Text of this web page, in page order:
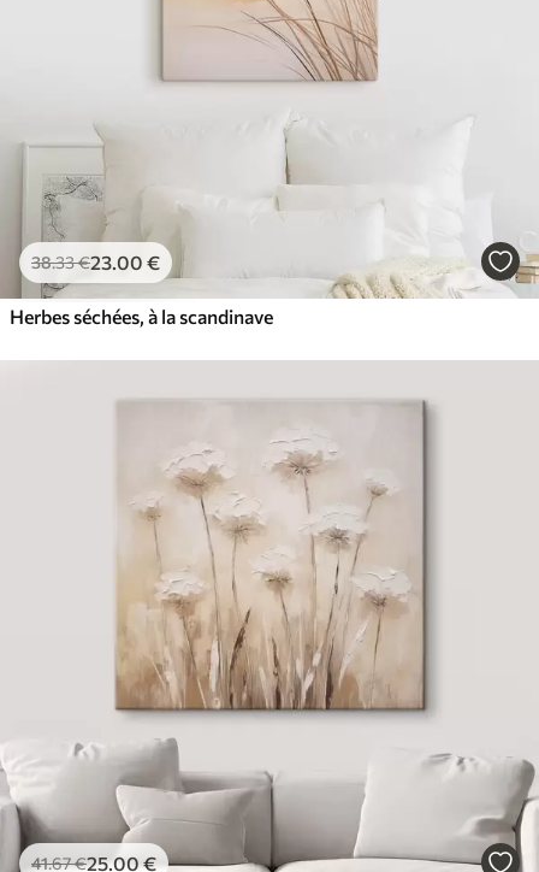
38.33€23.00 €
Herbes séchées, à la scandinave
41.67€25.00 €